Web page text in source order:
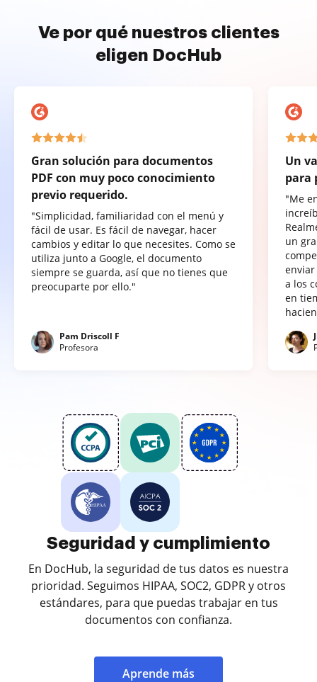
Ve por qué nuestros clientes
eligen DocHub
Gran solución para documentos
PDF con muy poco conocimiento
previo requerido.
"Simplicidad, familiaridad con el menú y
fácil de usar. Es fácil de navegar, hacer
cambios y editar lo que necesites. Como se
utiliza junto a Google, el documento
siempre se guarda, así que no tienes que
preocuparte por ello."
Pam Driscoll F
Profesora
Un
para
"Me
un
a los
en
Seguridad y cumplimiento
En DocHub, la seguridad de tus datos es nuestra
prioridad. Seguimos HIPAA, SOC2, GDPR y otros
estándares, para que puedas trabajar en tus
documentos con confianza.
Aprende más